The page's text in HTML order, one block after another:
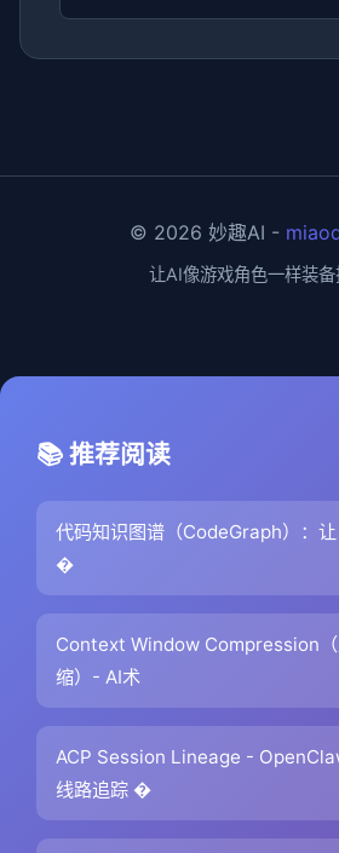
© 2026 妙趣AI -
让AI像游戏角色一样装
📚 推荐阅读
代码知识图谱（CodeGraph）：
�
Context Window Compression（
缩）- AI术
ACP Session Lineage -
线路追踪 �